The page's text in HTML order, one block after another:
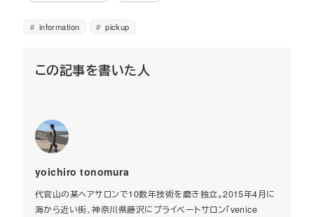
information pickup
この記事を書いた人
yoichiro tonomura
代官山の某ヘアサロンで10数年技術を磨き独立。2015年4月に
海から近い街、神奈川県藤沢にプライベートサロン「venice